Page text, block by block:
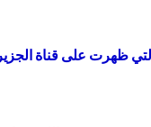
التي ظهرت على قناة